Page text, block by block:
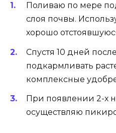
Поливаю по мере
слоя почвы.
хорошо
Спустя 10 дней
подкармливать
комплексные
При появлении 2-х
осуществляю